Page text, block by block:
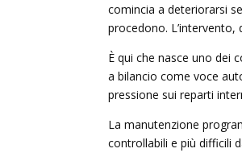
comincia a deteriorarsi
procedono. L’intervento,
È qui che nasce uno dei
a bilancio come voce
pressione sui reparti
La manutenzione
controllabili e più difficili